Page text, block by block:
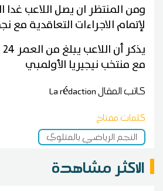
ومن المنتظر ان يصل اللاعب
لإتمام الاجراءات التعاقدية مع
مع منتخب نيجيريا الأولمبي
كاتب المقالLa rédaction
كلمات مفتاح
النجم الرياضي بالمتلوي
الاكثر مشاهدة